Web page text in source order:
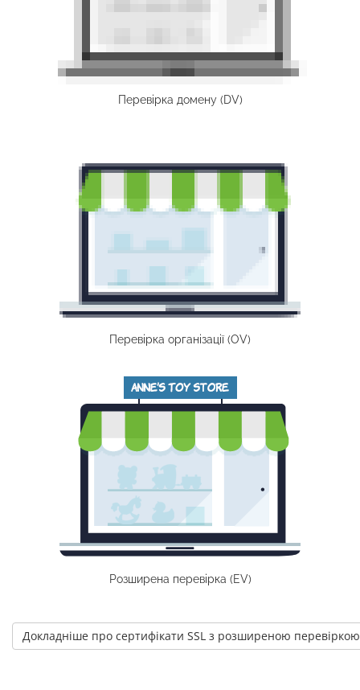
Перевірка домену (DV)
Перевірка організації (OV)
Розширена перевірка (EV)
Докладніше про сертифікати SSL з розширеною перевіркою